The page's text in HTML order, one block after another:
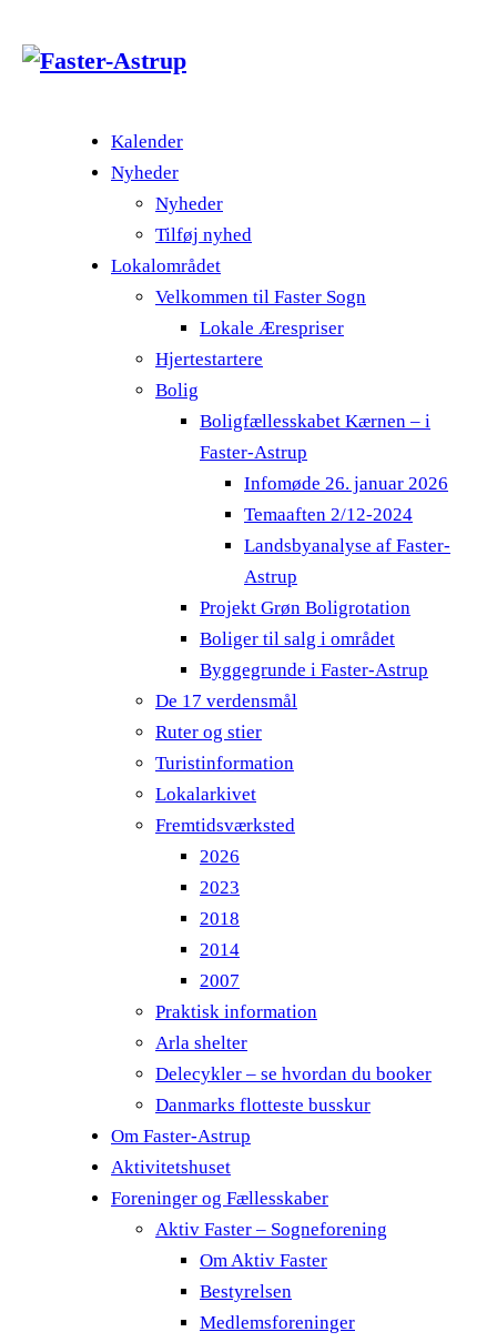
Kalender
Nyheder
Nyheder
Tilføj nyhed
Lokalområdet
Velkommen til Faster Sogn
Lokale Ærespriser
Hjertestartere
Bolig
Boligfællesskabet Kærnen – i
Faster-Astrup
Infomøde 26. januar 2026
Temaaften 2/12-2024
Landsbyanalyse af Faster-
Astrup
Projekt Grøn Boligrotation
Boliger til salg i området
Byggegrunde i Faster-Astrup
De 17 verdensmål
Ruter og stier
Turistinformation
Lokalarkivet
Fremtidsværksted
2026
2023
2018
2014
2007
Praktisk information
Arla shelter
Delecykler – se hvordan du booker
Danmarks flotteste busskur
Om Faster-Astrup
Aktivitetshuset
Foreninger og Fællesskaber
Aktiv Faster – Sogneforening
Om Aktiv Faster
Bestyrelsen
Medlemsforeninger